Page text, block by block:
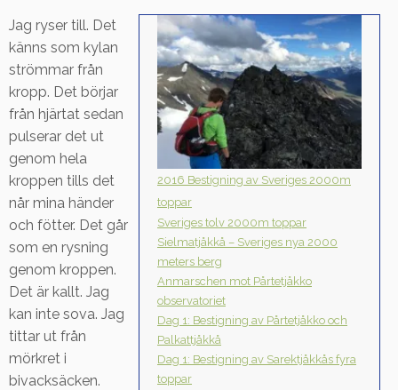
2016 Bestigning av Sveriges 2000m
toppar
Sveriges tolv 2000m toppar
Sielmatjåkkå – Sveriges nya 2000
meters berg
Anmarschen mot Pårtetjåkko
observatoriet
Dag 1: Bestigning av Pårtetjåkko och
Palkattjåkkå
Dag 1: Bestigning av Sarektjåkkås fyra
toppar
Jag ryser till. Det
känns som kylan
strömmar från
kropp. Det börjar
från hjärtat sedan
pulserar det ut
genom hela
kroppen tills det
når mina händer
och fötter. Det går
som en rysning
genom kroppen.
Det är kallt. Jag
kan inte sova. Jag
tittar ut från
mörkret i
bivacksäcken.